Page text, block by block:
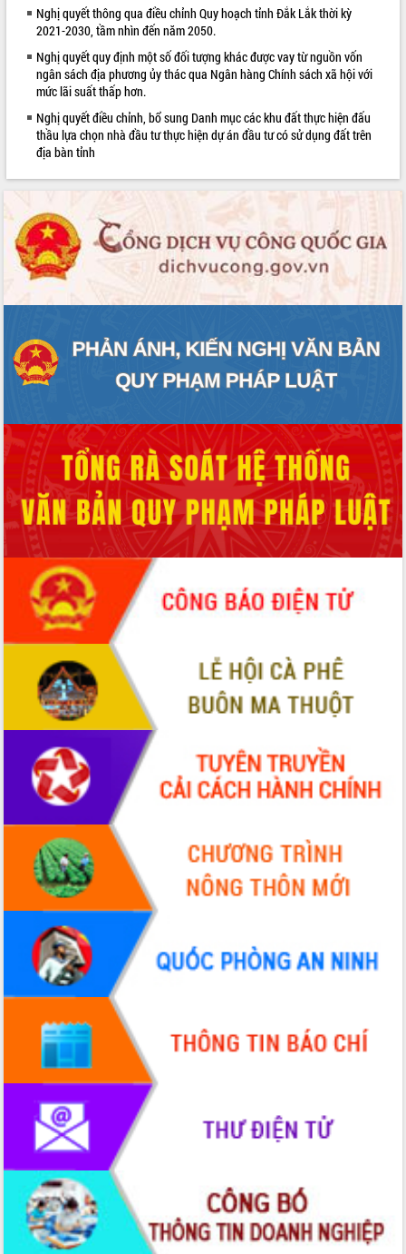
Kỳ họp thứ Hai, Hội đồng nhân dân
tỉnh khóa XI quyết nghị nhiều nội dung
quan trọng
Bí thư Tỉnh ủy Lương Nguyễn Minh
Triết thăm, tặng quà người có công với
cách mạng
Rà soát, hoàn thiện hệ thống thiết chế
văn hóa, thể thao đáp ứng yêu cầu
Thường trực HĐND tỉnh Đắk Lắk gặp
mặt Đoàn chuyên gia y tế TP. Hồ Chí
Minh
Lễ truy điệu và an táng hài cốt liệt sĩ
tại Nghĩa trang Liệt sĩ xã Sơn Hòa
Bàn giải pháp tháo gỡ khó khăn trong
xuất khẩu sầu riêng và triển khai quy
Thứ trưởng Bộ Nông nghiệp và Môi
trường Nguyễn Hoàng Hiệp khảo sát
vùng trồng và doanh nghiệp đóng gói
Trình diễn nghệ thuật chế biến các
món ăn từ sầu riêng
Đắk Lắk công bố Quy hoạch và xúc
tiến đầu tư tỉnh
Ngành cá ngừ Đắk Lắk chủ động thích
ứng để giữ vững thị trường xuất khẩu
Diễn đàn Kinh tế tư nhân Việt Nam đột
phá cơ chế - Hợp tác công tư
Đề án 06 tạo bước ngoặt đột phá trong
cải cách hành chính tỉnh Đắk Lắk
Kết nối tour, đẩy mạnh chuyển đổi số
để phát triển du lịch Đắk Lắk
Khởi động Dự án Đầu tư xây dựng hạ
tầng kỹ thuật Cụm công nghiệp Tân
Gặp mặt các cơ quan báo chí nhân Kỷ
niệm 101 năm Ngày Báo chí Cách
mạng Việt Nam
Đắk Lắk sơ kết 4 năm triển khai thực
hiện Đề án 06 của Chính phủ
Họp báo thông tin về Hội nghị Công bố
Quy hoạch và Xúc tiến đầu tư tỉnh Đắk
Khơi thông điểm nghẽn, đẩy nhanh
giải ngân vốn khắc phục thiên tai
HĐND tỉnh thông qua điều chỉnh Quy
hoạch tỉnh thời kỳ 2021-2030
Hội thảo góp ý hồ sơ điều chỉnh quy
hoạch tỉnh Đắk Lắk thời kỳ 2021-2030,
tầm nhìn đến năm 2050
Nâng cao hiệu quả hoạt động của các
doanh nghiệp nhà nước
Hội nghị triển khai kết nối mạng
truyền số liệu chuyên dùng phục vụ cơ
quan Đảng, Nhà nước
Lễ phát động chuỗi hoạt động chung
tay làm sạch môi trường
Xã Ea Kar bước chuyển mình trong
công tác cải cách hành chính mô hình
mới
UBND tỉnh họp báo định kỳ tháng 4
năm 2026
LIÊN KẾT WEB
Nghị quyết thông qua điều chỉnh Quy hoạch tỉnh Đắk Lắk thời kỳ
2021-2030, tầm nhìn đến năm 2050.
Nghị quyết quy định một số đối tượng khác được vay từ nguồn vốn
ngân sách địa phương ủy thác qua Ngân hàng Chính sách xã hội với
mức lãi suất thấp hơn.
Nghị quyết điều chỉnh, bổ sung Danh mục các khu đất thực hiện đấu
thầu lựa chọn nhà đầu tư thực hiện dự án đầu tư có sử dụng đất trên
địa bàn tỉnh